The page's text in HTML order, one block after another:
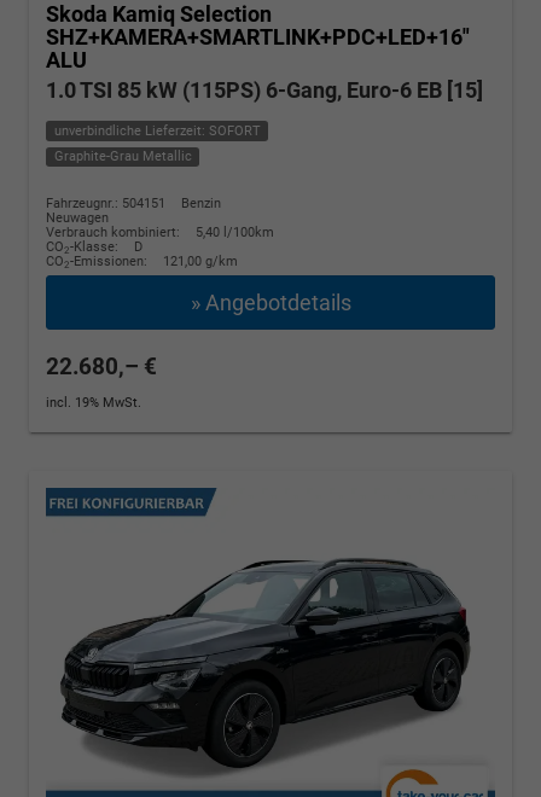
Skoda Kamiq Selection
SHZ+KAMERA+SMARTLINK+PDC+LED+16"
ALU
1.0 TSI 85 kW (115PS) 6-Gang, Euro-6 EB [15]
unverbindliche Lieferzeit: SOFORT
Graphite-Grau Metallic
Fahrzeugnr.: 504151
Benzin
Neuwagen
Verbrauch kombiniert:
5,40 l/100km
CO2-Klasse:
D
CO2-Emissionen: 121,00 g/km
» Angebotdetails
22.680,– €
incl. 19% MwSt.